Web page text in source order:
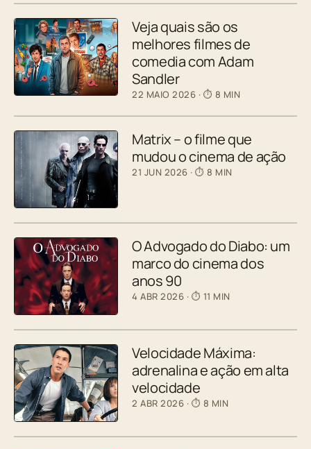
Veja quais são os
melhores filmes de
comedia com Adam
Sandler
22 MAIO 2026 · ⏱ 8 MIN
Matrix – o filme que
mudou o cinema de ação
21 JUN 2026 · ⏱ 8 MIN
O Advogado do Diabo: um
marco do cinema dos
anos 90
4 ABR 2026 · ⏱ 11 MIN
Velocidade Máxima:
adrenalina e ação em alta
velocidade
2 ABR 2026 · ⏱ 8 MIN